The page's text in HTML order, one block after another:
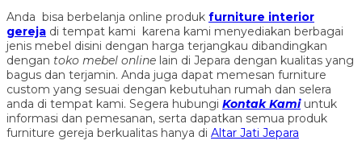
Anda bisa berbelanja online produk furniture interior
gereja di tempat kami karena kami menyediakan berbagai
jenis mebel disini dengan harga terjangkau dibandingkan
dengan toko mebel online lain di Jepara dengan kualitas yang
bagus dan terjamin. Anda juga dapat memesan furniture
custom yang sesuai dengan kebutuhan rumah dan selera
anda di tempat kami. Segera hubungi Kontak Kamiuntuk
informasi dan pemesanan, serta dapatkan semua produk
furniture gereja berkualitas hanya di Altar Jati Jepara